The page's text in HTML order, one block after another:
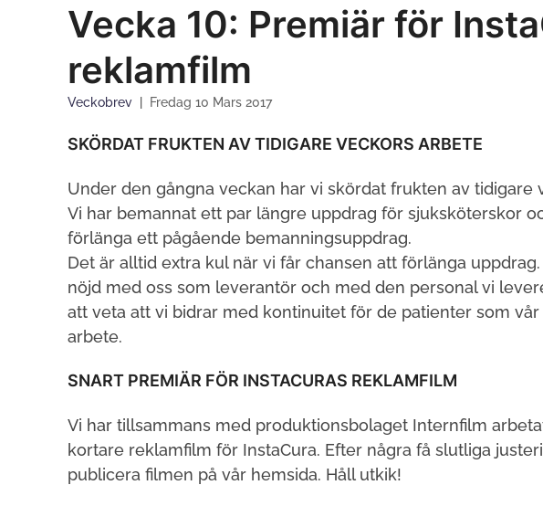
Vecka 10: Premiär för
reklamfilm
Veckobrev Fredag 10 Mars 2017
SKÖRDAT FRUKTEN AV TIDIGARE VECKORS ARBETE
Under den gångna veckan har vi skördat frukten av tidigare
Vi har bemannat ett par längre uppdrag för sjuksköterskor
förlänga ett pågående bemanningsuppdrag.
Det är alltid extra kul när vi får chansen att förlänga
nöjd med oss som leverantör och med den personal vi
att veta att vi bidrar med kontinuitet för de patienter som
arbete.
SNART PREMIÄR FÖR INSTACURAS REKLAMFILM
Vi har tillsammans med produktionsbolaget Internfilm
kortare reklamfilm för InstaCura. Efter några få slutliga
publicera filmen på vår hemsida. Håll utkik!